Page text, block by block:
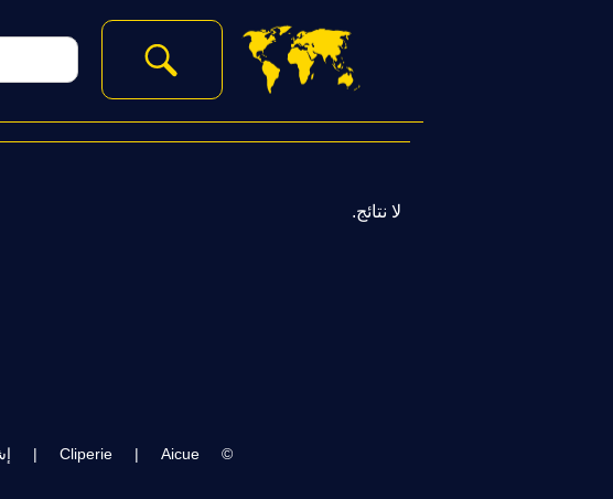
لا نتائج.
©
Aicue
| Cliperie |